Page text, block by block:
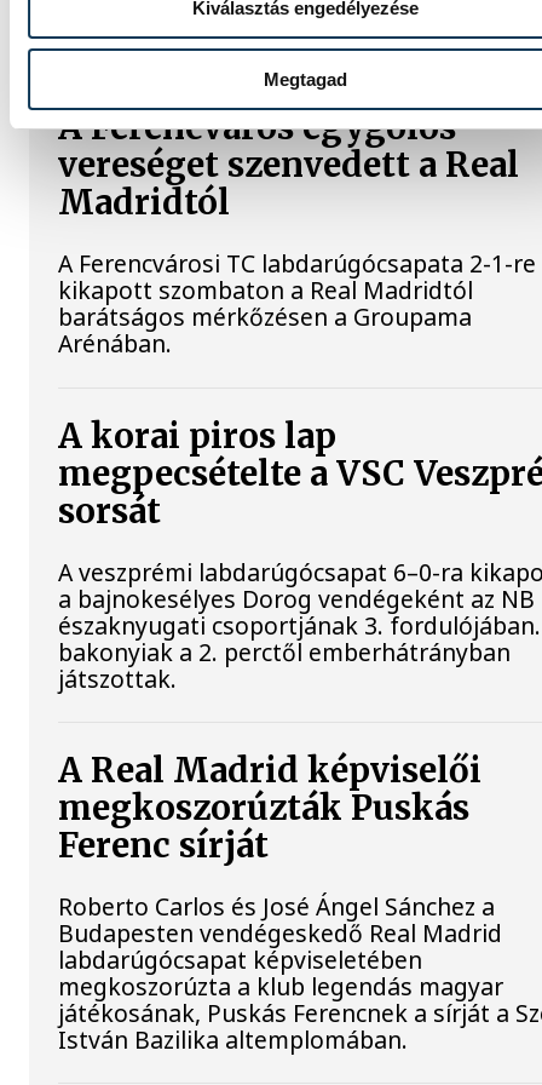
Kiválasztás engedélyezése
Megtagad
A Ferencváros egygólos
vereséget szenvedett a Real
Madridtól
A Ferencvárosi TC labdarúgócsapata 2-1-re
kikapott szombaton a Real Madridtól
barátságos mérkőzésen a Groupama
Arénában.
A korai piros lap
megpecsételte a VSC
sorsát
A veszprémi labdarúgócsapat 6–0-ra
a bajnokesélyes Dorog vendégeként az
északnyugati csoportjának 3.
bakonyiak a 2. perctől emberhátrányban
játszottak.
A Real Madrid képviselői
megkoszorúzták Puskás
Ferenc sírját
Roberto Carlos és José Ángel Sánchez a
Budapesten vendégeskedő Real Madrid
labdarúgócsapat képviseletében
megkoszorúzta a klub legendás magyar
játékosának, Puskás Ferencnek a sírját a
István Bazilika altemplomában.